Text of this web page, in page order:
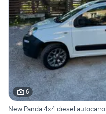
6
New Panda 4x4 diesel autocarro